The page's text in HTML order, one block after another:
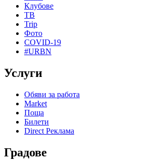
Клубове
ТВ
Trip
Фото
COVID-19
#URBN
Услуги
Обяви за работа
Market
Поща
Билети
Direct Реклама
Градове